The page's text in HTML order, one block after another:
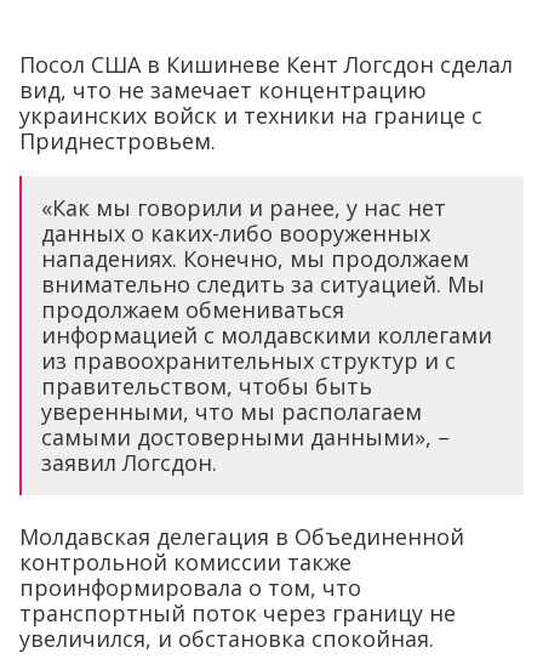
Посол США в Кишиневе Кент Логсдон сделал
вид, что не замечает концентрацию
украинских войск и техники на границе с
Приднестровьем.
«Как мы говорили и ранее, у нас нет
данных о каких-либо вооруженных
нападениях. Конечно, мы продолжаем
внимательно следить за ситуацией. Мы
продолжаем обмениваться
информацией с молдавскими коллегами
из правоохранительных структур и с
правительством, чтобы быть
уверенными, что мы располагаем
самыми достоверными данными», –
заявил Логсдон.
Молдавская делегация в Объединенной
контрольной комиссии также
проинформировала о том, что
транспортный поток через границу не
увеличился, и обстановка спокойная.